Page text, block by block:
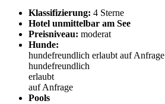
Klassifizierung: 4 Sterne
Hotel unmittelbar am See
Preisniveau: moderat
Hunde:
hundefreundlich erlaubt auf Anfrage
hundefreundlich
erlaubt
auf Anfrage
Pools